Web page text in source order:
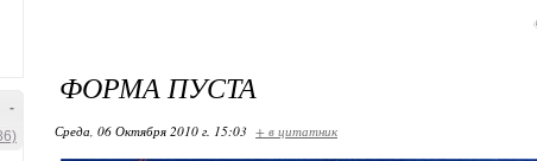
-
ФОРМА ПУСТА
Среда, 06 Октября 2010 г. 15:03 + в цитатник